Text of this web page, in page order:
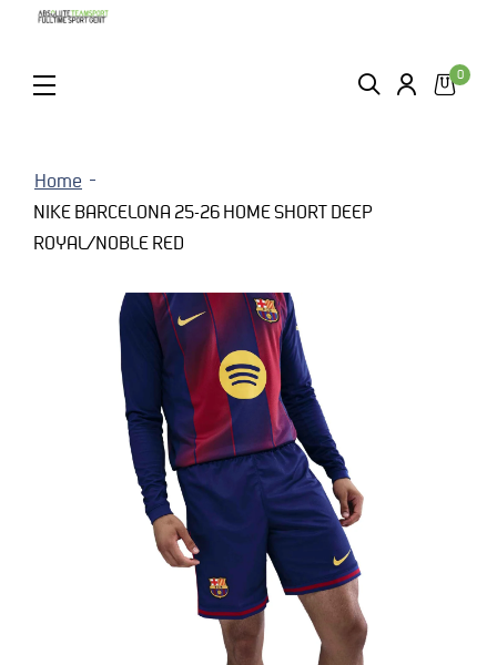
ZOEKEN LOGIN
0
Home
NIKE BARCELONA 25-26 HOME SHORT DEEP
ROYAL/NOBLE RED